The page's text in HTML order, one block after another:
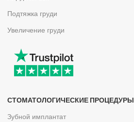
Подтяжка груди
Увеличение груди
СТОМАТОЛОГИЧЕСКИЕ ПРОЦЕДУРЫ
Зубной имплантат